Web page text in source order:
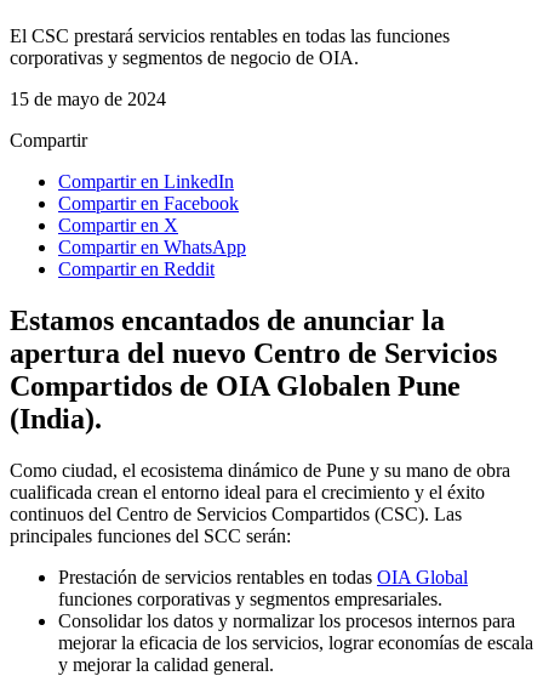
El CSC prestará servicios rentables en todas las funciones
corporativas y segmentos de negocio de OIA.
15 de mayo de 2024
Compartir
Compartir en LinkedIn
Compartir en Facebook
Compartir en X
Compartir en WhatsApp
Compartir en Reddit
Estamos encantados de anunciar la
apertura del nuevo Centro de Servicios
Compartidos de OIA Globalen Pune
(India).
Como ciudad, el ecosistema dinámico de Pune y su mano de obra
cualificada crean el entorno ideal para el crecimiento y el éxito
continuos del Centro de Servicios Compartidos (CSC). Las
principales funciones del SCC serán:
Prestación de servicios rentables en todas OIA Global
funciones corporativas y segmentos empresariales.
Consolidar los datos y normalizar los procesos internos para
mejorar la eficacia de los servicios, lograr economías de escala
y mejorar la calidad general.